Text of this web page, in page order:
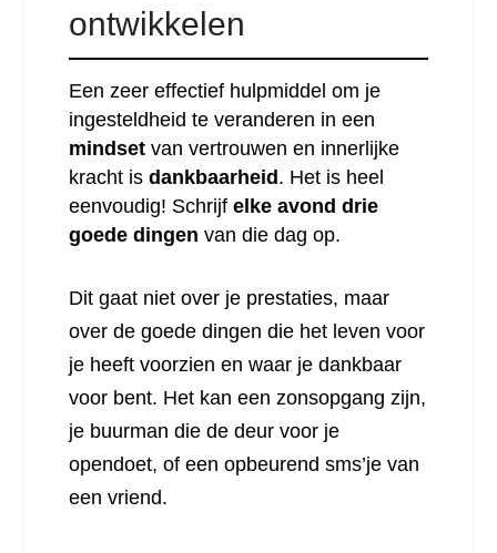
ontwikkelen
Een zeer effectief hulpmiddel om je
ingesteldheid te veranderen in een
mindset van vertrouwen en innerlijke
kracht isdankbaarheid . Het is heel
eenvoudig! Schrijfelke avond drie
goede dingen van die dag op.
Dit gaat niet over je prestaties, maar
over de goede dingen die het leven voor
je heeft voorzien en waar je dankbaar
voor bent. Het kan een zonsopgang zijn,
je buurman die de deur voor je
opendoet, of een opbeurend sms’je van
een vriend.